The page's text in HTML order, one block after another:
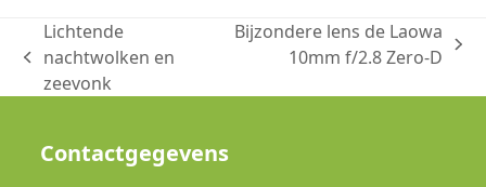
previous
post:
Lichtende
nachtwolken en
zeevonk
Bijzondere lens de Laowa
10mm f/2.8 Zero-D
Contactgegevens